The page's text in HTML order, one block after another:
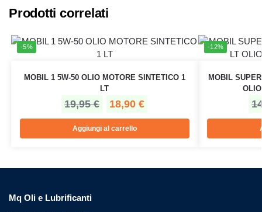
Prodotti correlati
-5%
MOBIL 1 5W-50 OLIO MOTORE SINTETICO 1
LT
19,95€ 18,90€
Aggiungi al carrello
-12%
MOBIL
Mq Oli e Lubrificanti